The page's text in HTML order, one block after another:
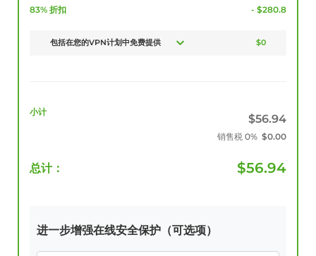
83% 折扣 - $280.8
包括在您的VPN计划中免费提供 $0
小计
$56.94
销售税 0% $0.00
总计： $56.94
进一步增强在线安全保护（可选项）